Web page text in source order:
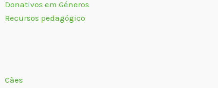
Donativos em Géneros
Recursos pedagógico
Cães